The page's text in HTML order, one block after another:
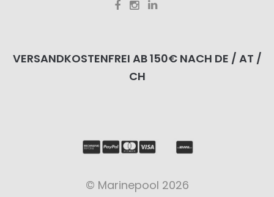
VERSANDKOSTENFREI AB 150€ NACH DE / AT /
CH
© Marinepool 2026